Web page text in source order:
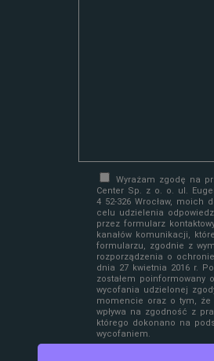
Wyrażam zgodę na
Center Sp. z o. o. ul.
4 52-326 Wrocław, moich
celu udzielenia
przez formularz
kanałów komunikacji,
formularzu, zgodnie z
rozporządzenia o
dnia 27 kwietnia 2016 r.
zostałem poinformowany
wycofania udzielonej
momencie oraz o tym, że
wpływa na zgodność z
którego dokonano na
wycofaniem.